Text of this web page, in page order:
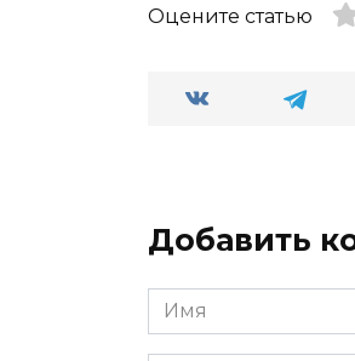
Оцените статью
Добавить
Имя